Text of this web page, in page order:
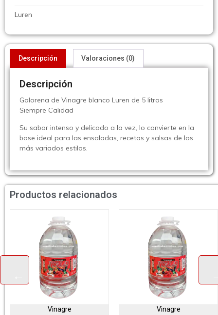
Luren
Descripción Valoraciones (0)
Descripción
Galorena de Vinagre blanco Luren de 5 litros
Siempre Calidad
Su sabor intenso y delicado a la vez, lo convierte en la
base ideal para las ensaladas, recetas y salsas de los
más variados estilos.
Productos relacionados
Vinagre Vinagre